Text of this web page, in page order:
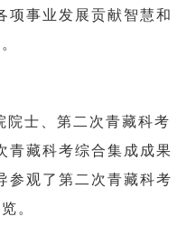
项事业发展贡献智慧和
院士、第二次青藏科考
青藏科考综合集成成果
参观了第二次青藏科考
。